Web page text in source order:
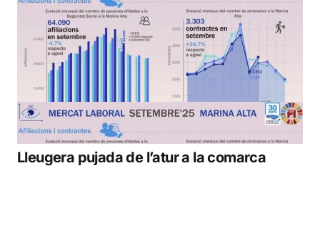
Lleugera pujada de l’atur a la comarca